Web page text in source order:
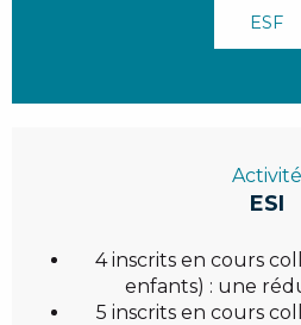
ESF
Activité
ESI
4 inscrits en cours
enfants) : une
5 inscrits en cours